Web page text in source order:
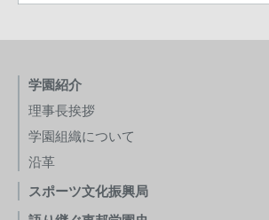
学園紹介
理事長挨拶
学園組織について
沿革
スポーツ文化振興局